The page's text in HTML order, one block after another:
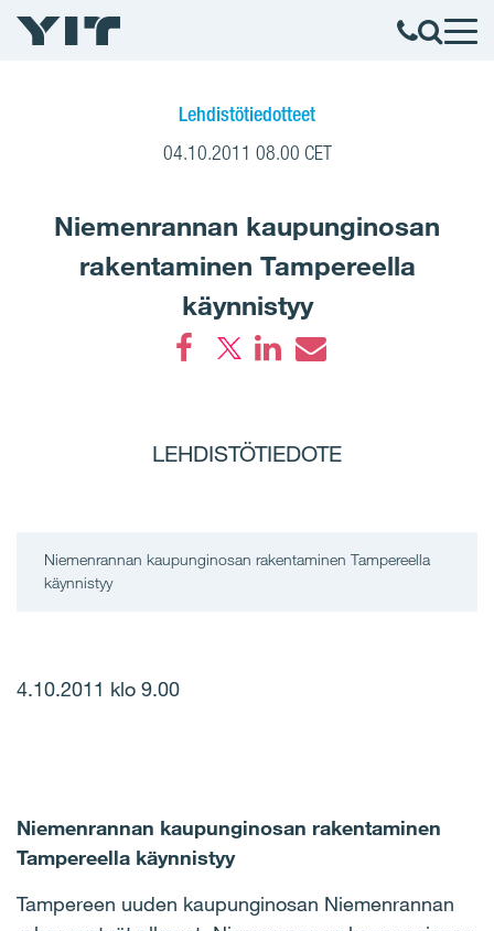
Lehdistötiedotteet
04.10.2011 08.00 CET
Niemenrannan kaupunginosan
rakentaminen Tampereella
käynnistyy
LEHDISTÖTIEDOTE
Niemenrannan kaupunginosan rakentaminen Tampereella
käynnistyy
4.10.2011 klo 9.00
Niemenrannan kaupunginosan rakentaminen
Tampereella käynnistyy
Tampereen uuden kaupunginosan Niemenrannan